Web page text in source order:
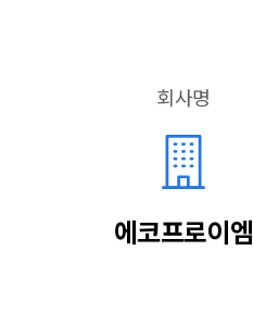
회사명
에코프로이엠